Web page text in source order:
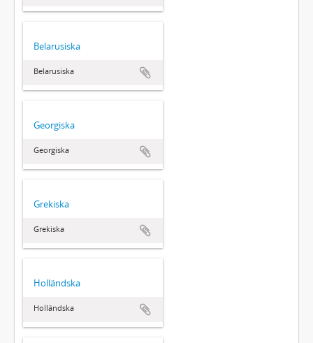
Belarusiska
Belarusiska
Georgiska
Georgiska
Grekiska
Grekiska
Holländska
Holländska